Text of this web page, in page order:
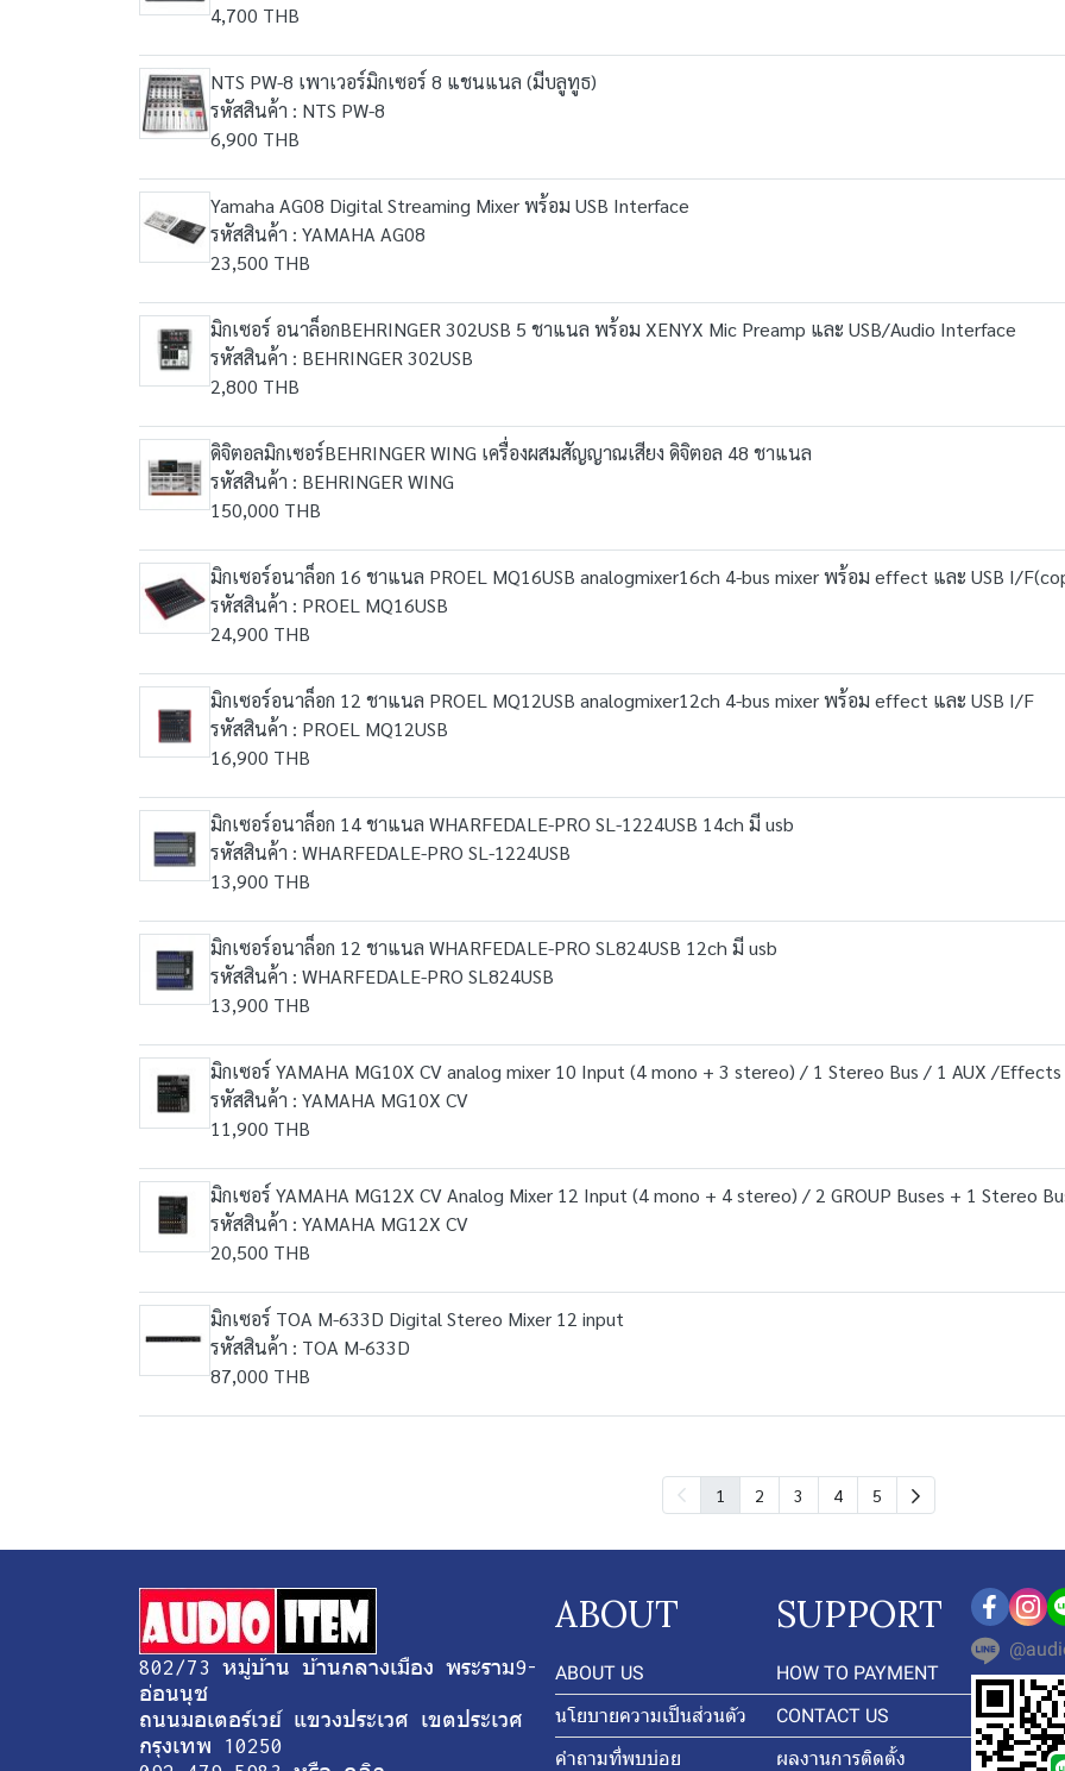
4,700 THB
NTS PW-8 เพาเวอร์มิกเซอร์ 8 แชนแนล (มีบลูทูธ)
รหัสสินค้า : NTS PW-8
6,900 THB
Yamaha AG08 Digital Streaming Mixer พร้อม USB Interface
รหัสสินค้า : YAMAHA AG08
23,500 THB
มิกเซอร์ อนาล็อกBEHRINGER 302USB 5 ชาแนล พร้อม XENYX Mic Preamp และ USB/Audio Interface
รหัสสินค้า : BEHRINGER 302USB
2,800 THB
ดิจิตอลมิกเซอร์BEHRINGER WING เครื่องผสมสัญญาณเสียง ดิจิตอล 48 ชาแนล
รหัสสินค้า : BEHRINGER WING
150,000 THB
มิกเซอร์อนาล็อก 16 ชาแนล PROEL MQ16USB analogmixer16ch 4-bus mixer พร้อม effect และ USB I/
รหัสสินค้า : PROEL MQ16USB
24,900 THB
มิกเซอร์อนาล็อก 12 ชาแนล PROEL MQ12USB analogmixer12ch 4-bus mixer พร้อม effect และ USB I/F
รหัสสินค้า : PROEL MQ12USB
16,900 THB
มิกเซอร์อนาล็อก 14 ชาแนล WHARFEDALE-PRO SL-1224USB 14ch มี usb
รหัสสินค้า : WHARFEDALE-PRO SL-1224USB
13,900 THB
มิกเซอร์อนาล็อก 12 ชาแนล WHARFEDALE-PRO SL824USB 12ch มี usb
รหัสสินค้า : WHARFEDALE-PRO SL824USB
13,900 THB
มิกเซอร์ YAMAHA MG10X CV analog mixer 10 Input (4 mono + 3 stereo) / 1 Stereo Bus / 1 AUX /Effects
รหัสสินค้า : YAMAHA MG10X CV
11,900 THB
มิกเซอร์ YAMAHA MG12X CV Analog Mixer 12 Input (4 mono + 4 stereo) / 2 GROUP Buses + 1 Stereo
รหัสสินค้า : YAMAHA MG12X CV
20,500 THB
มิกเซอร์ TOA M-633D Digital Stereo Mixer 12 input
รหัสสินค้า : TOA M-633D
87,000 THB
1 2 3 4 5
802/73 หมู่บ้าน บ้านกลางเมือง พระราม9-
อ่อนนุช
ถนนมอเตอร์เวย์ แขวงประเวศ เขตประเวศ
กรุงเทพ 10250
ABOUT
ABOUT US
นโยบายความเป็นส่วนตัว
คำถามที่พบบ่อย
SUPPORT
HOW TO PAYMENT
CONTACT US
ผลงานการติดตั้ง